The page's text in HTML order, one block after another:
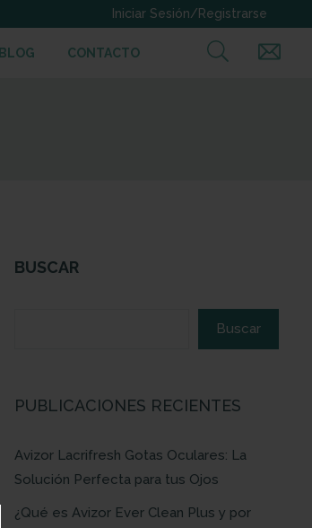
BLOG CONTACTO
BUSCAR
Buscar
PUBLICACIONES RECIENTES
Avizor Lacrifresh Gotas Oculares: La
Solución Perfecta para tus Ojos
¿Qué es Avizor Ever Clean Plus y por